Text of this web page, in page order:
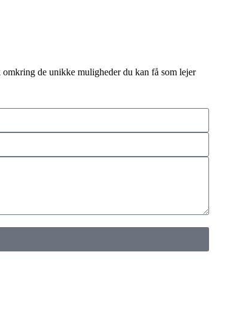
de unikke muligheder du kan få som lejer